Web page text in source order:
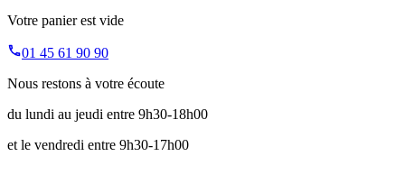
Votre panier est vide
01 45 61 90 90
Nous restons à votre écoute
du lundi au jeudi entre 9h30-18h00
et le vendredi entre 9h30-17h00